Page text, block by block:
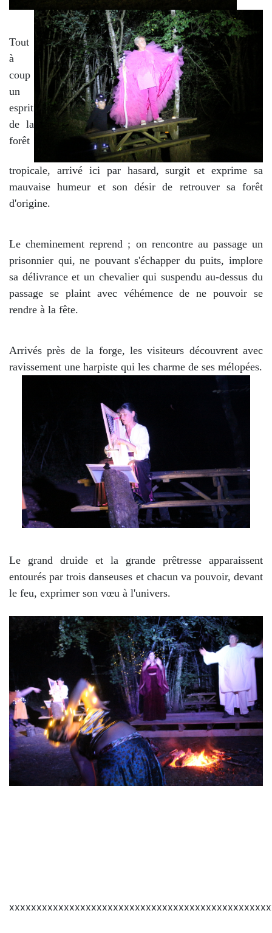
Tout
à
coup
un
esprit
de la
forêt
tropicale, arrivé ici par hasard, surgit et exprime sa
mauvaise humeur et son désir de retrouver sa forêt
d'origine.
Le cheminement reprend ; on rencontre au passage un
prisonnier qui, ne pouvant s'échapper du puits, implore
sa délivrance et un chevalier qui suspendu au-dessus du
passage se plaint avec véhémence de ne pouvoir se
rendre à la fête.
Arrivés près de la forge, les visiteurs découvrent avec
ravissement une harpiste qui les charme de ses mélopées.
Le grand druide et la grande prêtresse apparaissent
entourés par trois danseuses et chacun va pouvoir, devant
le feu, exprimer son vœu à l'univers.